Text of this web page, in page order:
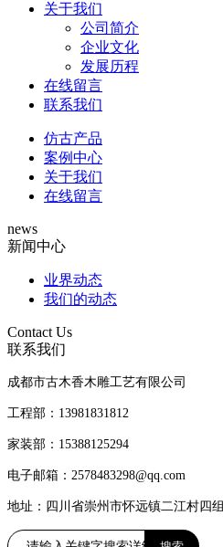
关于我们
公司简介
企业文化
发展历程
在线留言
联系我们
仿古产品
案例中心
关于我们
在线留言
news
新闻中心
业界动态
我们的动态
Contact Us
联系我们
成都市古木香木雕工艺有限公司
工程部：13981831812
家装部：15388125294
电子邮箱：2578483298@qq.com
地址：四川省崇州市怀远镇二江村四组